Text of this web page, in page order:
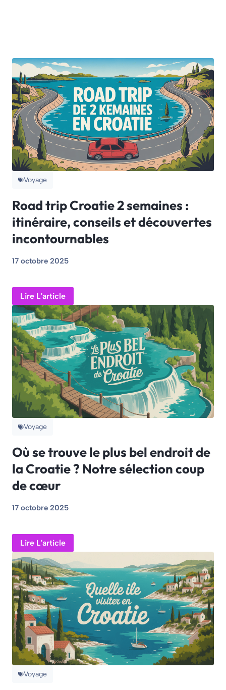
Voyage
Road trip Croatie 2 semaines :
itinéraire, conseils et découvertes
incontournables
17 octobre 2025
Lire L'article
Voyage
Où se trouve le plus bel endroit de
la Croatie ? Notre sélection coup
de cœur
17 octobre 2025
Lire L'article
Voyage